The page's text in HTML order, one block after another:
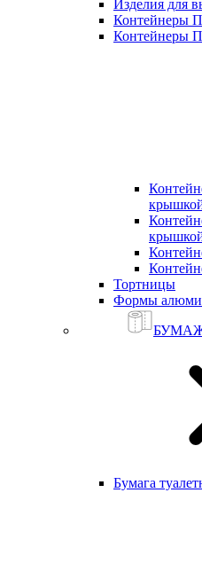
Изделия для
Контейнеры
Контейнеры
Тортницы
Формы
Бумага